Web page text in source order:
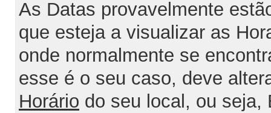
As Datas provavelmente
que esteja a visualizar as
onde normalmente se
esse é o seu caso, deve
Horário do seu local, ou seja,